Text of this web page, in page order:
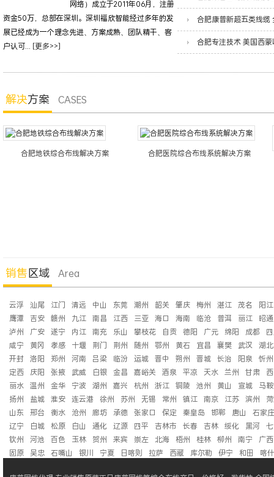
网络）成立于2011年06月，注册
资金50万，总部在深圳。深圳福欣智能经过多年的发
展已经成为一个理念先进、方案成熟、团队精干、客
户认可... [更多>>]
解决方案 CASES
铁综合布线解决方案
合肥医院综合布线系统解决方案
销售区域 Area
云浮 汕尾 江门 清远 中山 东莞 潮州 韶关 肇庆 梅州 湛江 茂名
阳江
鹰潭 吉安 赣州 九江 南昌 江西 三亚 海口 海南 临沧 普洱 丽江
昭通
泸州
广安 遂宁 内江 南充 乐山 攀枝花 自贡 德阳 广元 绵阳 成都
咸宁
黄冈 孝感 十堰 荆门 荆州 随州 鄂州 黄石 宜昌 襄樊 武汉 湖北
开封 洛阳 郑州 河南 吕梁 临汾 运城 晋中 朔州 晋城 长治 阳泉 忻州
定西
庆阳 张掖 武威 白银 金昌 嘉峪关 酒泉 平凉 天水 兰州 甘肃
丽水 温州 金华 宁波 湖州 嘉兴 杭州 浙江 铜陵 池州 黄山 宣城
马
扬州
盐城 淮安 连云港 徐州 苏州 无锡 常州 镇江 南京 江苏 滨州
山东
邢台 衡水 沧州 廊坊 承德 张家口 保定 秦皇岛 邯郸 唐山
石家庄
辽宁
白城 松原 白山 通化 辽源 四平 吉林市 长春 吉林 绥化 黑河
钦州
河池 百色 玉林 贺州 来宾 崇左 北海 梧州 桂林 柳州 南宁
广西
固原
吴忠 石嘴山 银川 宁夏 日喀则 拉萨 西藏 库尔勒 伊宁 和田 喀什